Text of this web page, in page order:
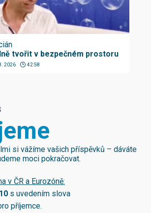
tvořit v bezpečném prostoru
2026 42:58
si vážíme vašich příspěvků – dáváte
moci pokračovat.
v ČR a Eurozóně:
s uvedením slova
příjemce.